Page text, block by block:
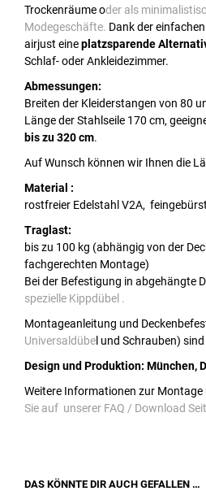
Trockenräume oder als
Modegeschäfte. Dank der
airjust eineplatzsparende
Schlaf- oder Ankleidezimmer.
Abmessungen:
Breiten der Kleiderstangen von 80
Länge der Stahlseile 170 cm,
bis zu 320 cm.
Auf Wunsch können wir Ihnen die
Material :
rostfreier Edelstahl V2A,
Traglast:
bis zu 100 kg (abhängig von der
fachgerechten Montage)
Bei der Befestigung in abgehängte
spezielle Kippdübel .
Montageanleitung und
Universaldübe l und Schrauben)
Design und Produktion: München,
Weitere Informationen zur
Sie auf unserer FAQ / Download
DAS KÖNNTE DIR AUCH GEFALLEN …